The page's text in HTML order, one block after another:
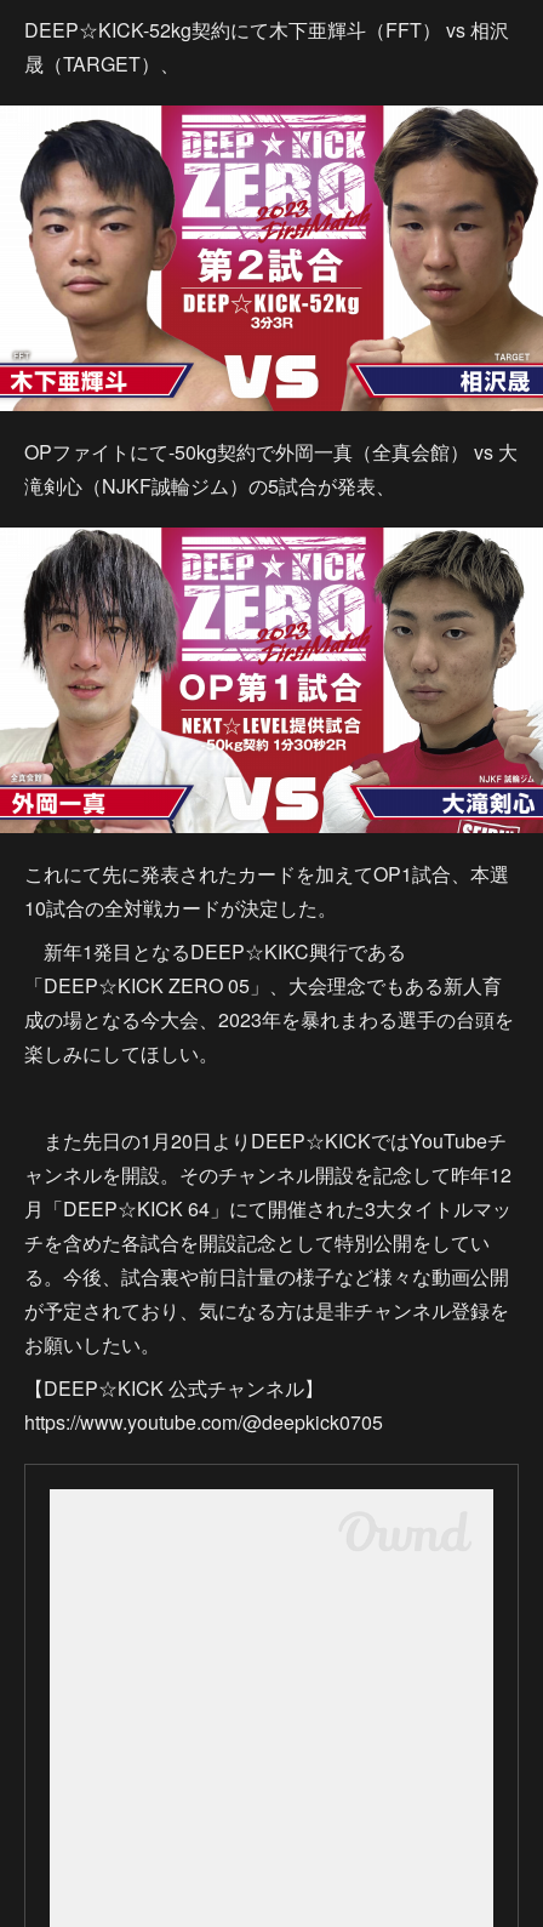
DEEP☆KICK-52kg契約にて木下亜輝斗（FFT） vs 相沢
晟（TARGET）、
OPファイトにて-50kg契約で外岡一真（全真会館） vs 大
滝剣心（NJKF誠輪ジム）の5試合が発表、
これにて先に発表されたカードを加えてOP1試合、本選
10試合の全対戦カードが決定した。
新年1発目となるDEEP☆KIKC興行である
「DEEP☆KICK ZERO 05」、大会理念でもある新人育
成の場となる今大会、2023年を暴れまわる選手の台頭を
楽しみにしてほしい。
また先日の1月20日よりDEEP☆KICKではYouTubeチ
ャンネルを開設。そのチャンネル開設を記念して昨年12
月「DEEP☆KICK 64」にて開催された3大タイトルマッ
チを含めた各試合を開設記念として特別公開をしてい
る。今後、試合裏や前日計量の様子など様々な動画公開
が予定されており、気になる方は是非チャンネル登録を
お願いしたい。
【DEEP☆KICK 公式チャンネル】
https://www.youtube.com/@deepkick0705